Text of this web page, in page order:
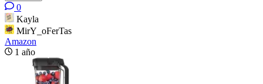
0
Kayla
MirY_oFerTas
Amazon
1 año